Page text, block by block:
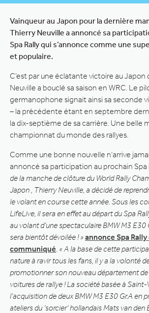
Vainqueur au Japon pour la dernière
Thierry Neuville a annoncé sa
Spa Rally qui s’annonce comme une
et populaire.
C’est par une éclatante victoire au Japon
Neuville a bouclé sa saison en WRC. Le
germanophone signait ainsi sa seconde
– la précédente étant en septembre
la dix-septième de sa carrière. Une belle
championnat du monde des rallyes.
Comme une bonne nouvelle n’arrive
annoncé sa participation au prochain Spa
de la manche de clôture du World Rally
Japon , Thierry Neuville, a décidé de
le volant en course cette année. Sous les
LifeLive, il sera en effet au départ du Spa
au volant d’une spectaculaire BMW M3 E30
sera bientôt dévoilée ! » annonce Spa Rally
communiqué « A la base de cette
nature à ravir tous les fans, il y a la volonté
promotionner son nouveau département
voitures de rallye ! La société basée à
l’acquisition de deux BMW M3 E30 Gr.A en
ateliers du ‘sorcier’ hollandais Mats van den